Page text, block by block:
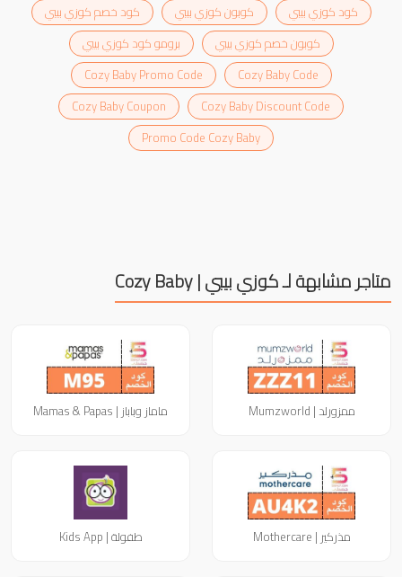
كود كوزي بيبي كوبون كوزي بيبي
كود خصم كوزي بيبي
كوبون خصم كوزي بيبي
برومو كود كوزي بيبي
Cozy Baby Code
Cozy Baby Promo Code
Cozy Baby Discount Code
Cozy Baby Coupon
Promo Code Cozy Baby
متاجر مشابهة لـ كوزي بيبي | Cozy Baby
ممزورلد | Mumzworld ماماز وباباز | Mamas & Papas
مذركير | Mothercare طفولة | Kids App